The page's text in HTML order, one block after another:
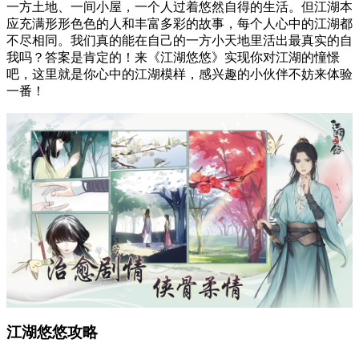
一方土地、一间小屋，一个人过着悠然自得的生活。但江湖本
应充满形形色色的人和丰富多彩的故事，每个人心中的江湖都
不尽相同。我们真的能在自己的一方小天地里活出最真实的自
我吗？答案是肯定的！来《江湖悠悠》实现你对江湖的憧憬
吧，这里就是你心中的江湖模样，感兴趣的小伙伴不妨来体验
一番！
江湖悠悠攻略